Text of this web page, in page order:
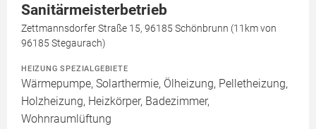
Sanitärmeisterbetrieb
Zettmannsdorfer Straße 15, 96185 Schönbrunn (11km von
96185 Stegaurach)
HEIZUNG SPEZIALGEBIETE
Wärmepumpe, Solarthermie, Ölheizung, Pelletheizung,
Holzheizung, Heizkörper, Badezimmer,
Wohnraumlüftung